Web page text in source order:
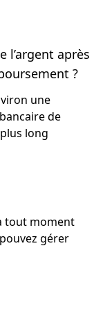
l’argent après
?
une
de
long
tout moment
gérer